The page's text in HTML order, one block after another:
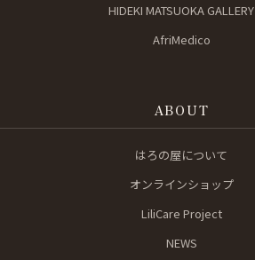
HIDEKI MATSUOKA GALLERY
AfriMedico
ABOUT
はろの屋について
オンラインショップ
LiliCare Project
NEWS